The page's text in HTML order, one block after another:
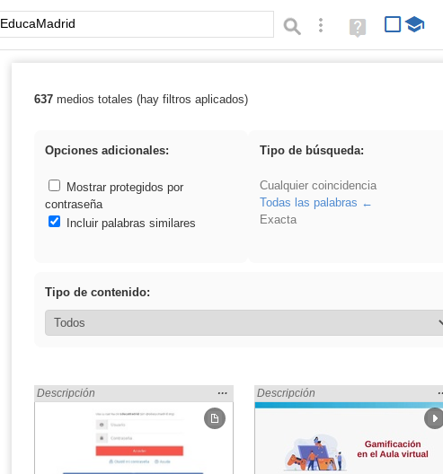
Palabra o frase: Búsqueda avanzada
Ayuda
(en
Resultados de: EducaMadrid
637medios totales (hay filtros aplicados)
Opciones adicionales:
Mostrar protegidos por
contraseña
Incluir palabras similares
Tipo de búsqueda:
Cualquier coincidencia
Todas las palabras
Exacta
Tipo de contenido:
Encontrado «EducaMadrid» en:
Descripción
Mostrar
la
ubicación
… Encontrado «EducaMadrid» en:
Descripción